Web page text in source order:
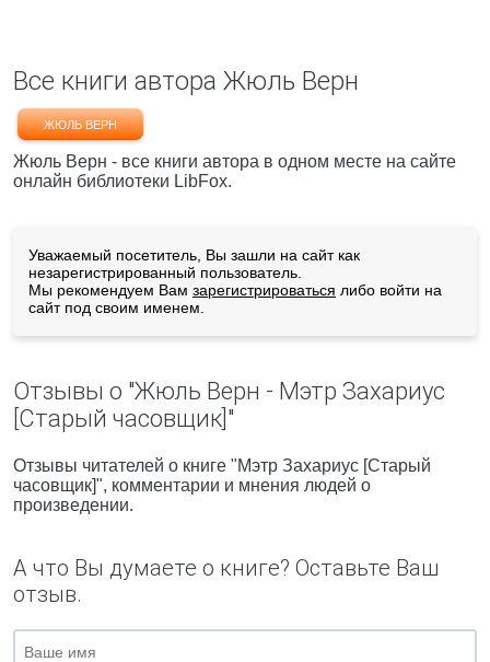
Все книги автора Жюль Верн
ЖЮЛЬ ВЕРН
Жюль Верн - все книги автора в одном месте на сайте
онлайн библиотеки LibFox.
Уважаемый посетитель, Вы зашли на сайт как
незарегистрированный пользователь.
Мы рекомендуем Вам зарегистрироваться либо войти на
сайт под своим именем.
Отзывы о "Жюль Верн - Мэтр Захариус
[Старый часовщик]"
Отзывы читателей о книге "Мэтр Захариус [Старый
часовщик]", комментарии и мнения людей о
произведении.
А что Вы думаете о книге? Оставьте Ваш
отзыв.